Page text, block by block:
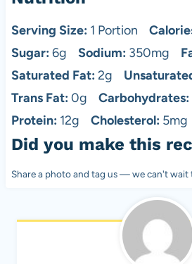
Serving Size: 1 Portion
Sugar: 6g Sodium: 350mg
Saturated Fat: 2g
Trans Fat: 0g Carbohydrates:
Protein: 12g Cholesterol: 5mg
Did you make this
Share a photo and tag us — we can't wait